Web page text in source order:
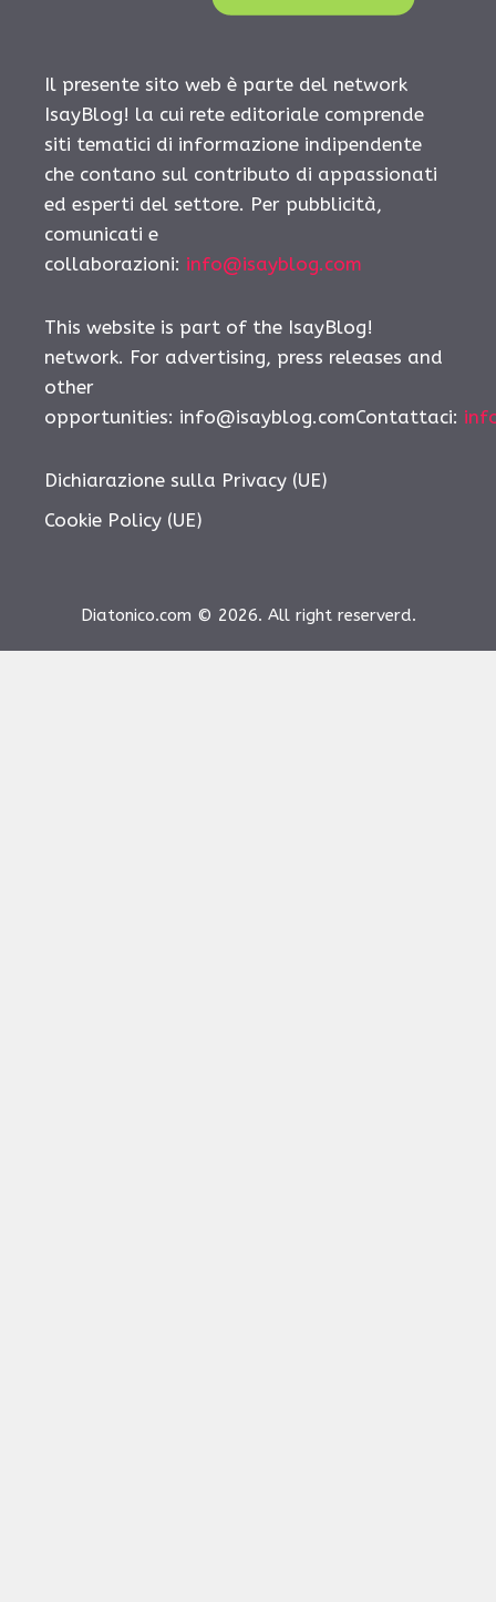
Il presente sito web è parte del network
IsayBlog! la cui rete editoriale comprende
siti tematici di informazione indipendente
che contano sul contributo di appassionati
ed esperti del settore. Per pubblicità,
comunicati e
collaborazioni: info@isayblog.com
This website is part of the IsayBlog!
network. For advertising, press releases and
other
opportunities: info@isayblog.comContattaci:
Dichiarazione sulla Privacy (UE)
Cookie Policy (UE)
Diatonico.com © 2026. All right reserverd.